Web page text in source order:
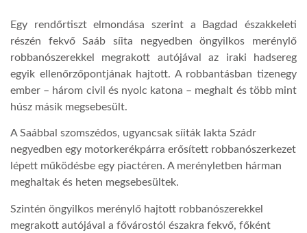
Egy rendőrtiszt elmondása szerint a Bagdad északkeleti
részén fekvő Saáb síita negyedben öngyilkos merénylő
robbanószerekkel megrakott autójával az iraki hadsereg
egyik ellenőrzőpontjának hajtott. A robbantásban tizenegy
ember – három civil és nyolc katona – meghalt és több mint
húsz másik megsebesült.
A Saábbal szomszédos, ugyancsak síiták lakta Szádr
negyedben egy motorkerékpárra erősített robbanószerkezet
lépett működésbe egy piactéren. A merényletben hárman
meghaltak és heten megsebesültek.
Szintén öngyilkos merénylő hajtott robbanószerekkel
megrakott autójával a fővárostól északra fekvő, főként